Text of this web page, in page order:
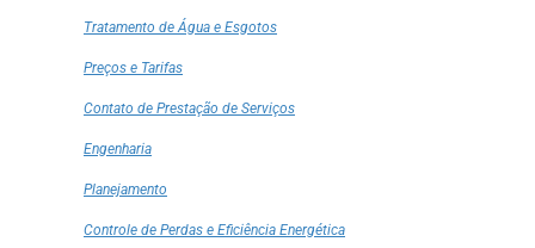
Tratamento de Água e Esgotos
Preços e Tarifas
Contato de Prestação de Serviços
Engenharia
Planejamento
Controle de Perdas e Eficiência Energética